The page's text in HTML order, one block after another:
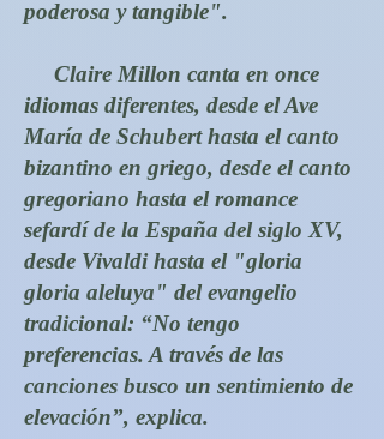
poderosa y tangible".
Claire Millon canta en once
idiomas diferentes, desde el Ave
María de Schubert hasta el canto
bizantino en griego, desde el canto
gregoriano hasta el romance
sefardí de la España del siglo XV,
desde Vivaldi hasta el "gloria
gloria aleluya" del evangelio
tradicional: “No tengo
preferencias. A través de las
canciones busco un sentimiento de
elevación”, explica.